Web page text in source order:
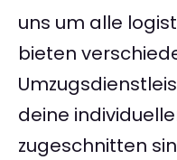
uns um alle
bieten
deine
zugeschnitten